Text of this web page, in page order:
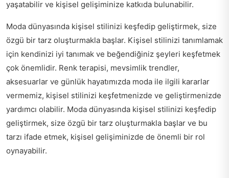
yaşatabilir ve kişisel gelişiminize katkıda bulunabilir.
Moda dünyasında kişisel stilinizi keşfedip geliştirmek, size
özgü bir tarz oluşturmakla başlar. Kişisel stilinizi tanımlamak
için kendinizi iyi tanımak ve beğendiğiniz şeyleri keşfetmek
çok önemlidir. Renk terapisi, mevsimlik trendler,
aksesuarlar ve günlük hayatımızda moda ile ilgili kararlar
vermemiz, kişisel stilinizi keşfetmenizde ve geliştirmenizde
yardımcı olabilir. Moda dünyasında kişisel stilinizi keşfedip
geliştirmek, size özgü bir tarz oluşturmakla başlar ve bu
tarzı ifade etmek, kişisel gelişiminizde de önemli bir rol
oynayabilir.